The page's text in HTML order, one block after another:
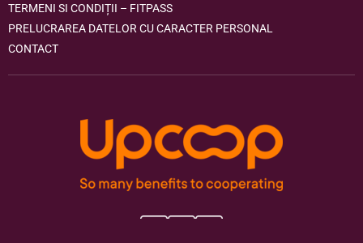
TERMENI SI CONDIȚII – FITPASS
PRELUCRAREA DATELOR CU CARACTER PERSONAL
CONTACT